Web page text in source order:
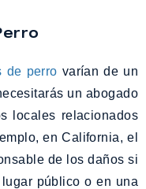
de perro varían de un
un abogado
locales relacionados
en California, el
de los daños si
público o en una